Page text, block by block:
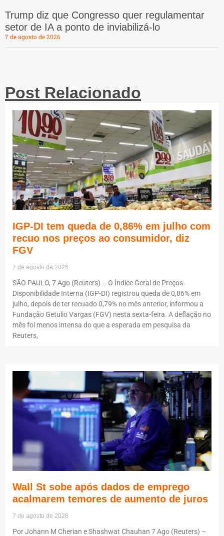
Trump diz que Congresso quer regulamentar
setor de IA a ponto de inviabilizá-lo
7 de agosto de 2026
Post Relacionado
IGP-DI tem queda de 0,86% em julho com
recuo nos preços ao consumidor, diz
FGV
7 de agosto de 2026
SÃO PAULO, 7 Ago (Reuters) – O Índice Geral de Preços-
Disponibilidade Interna (IGP-DI) registrou queda de 0,86% em
julho, depois de ter recuado 0,79% no mês anterior, informou a
Fundação Getulio Vargas (FGV) nesta sexta-feira. A deflação no
mês foi menos intensa do que a esperada em pesquisa da
Reuters,
Wall St sobe após dados de emprego
acalmarem temores de aumento de juros
7 de agosto de 2026
Por Johann M Cherian e Shashwat Chauhan 7 Ago (Reuters) –